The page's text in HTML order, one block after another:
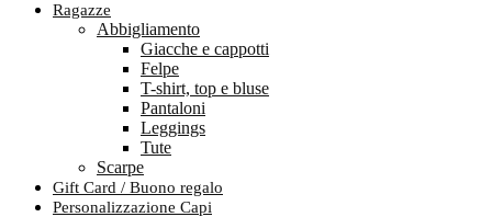
Ragazze
Abbigliamento
Giacche e cappotti
Felpe
T-shirt, top e bluse
Pantaloni
Leggings
Tute
Scarpe
Gift Card / Buono regalo
Personalizzazione Capi